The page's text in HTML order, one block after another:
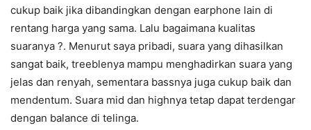
cukup baik jika dibandingkan dengan earphone lain di
rentang harga yang sama. Lalu bagaimana kualitas
suaranya ?. Menurut saya pribadi, suara yang dihasilkan
sangat baik, treeblenya mampu menghadirkan suara yang
jelas dan renyah, sementara bassnya juga cukup baik dan
mendentum. Suara mid dan highnya tetap dapat terdengar
dengan balance di telinga.